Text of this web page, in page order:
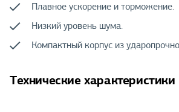
Плавное ускорение и торможение.
Низкий уровень шума.
Компактный корпус из
Технические характеристики